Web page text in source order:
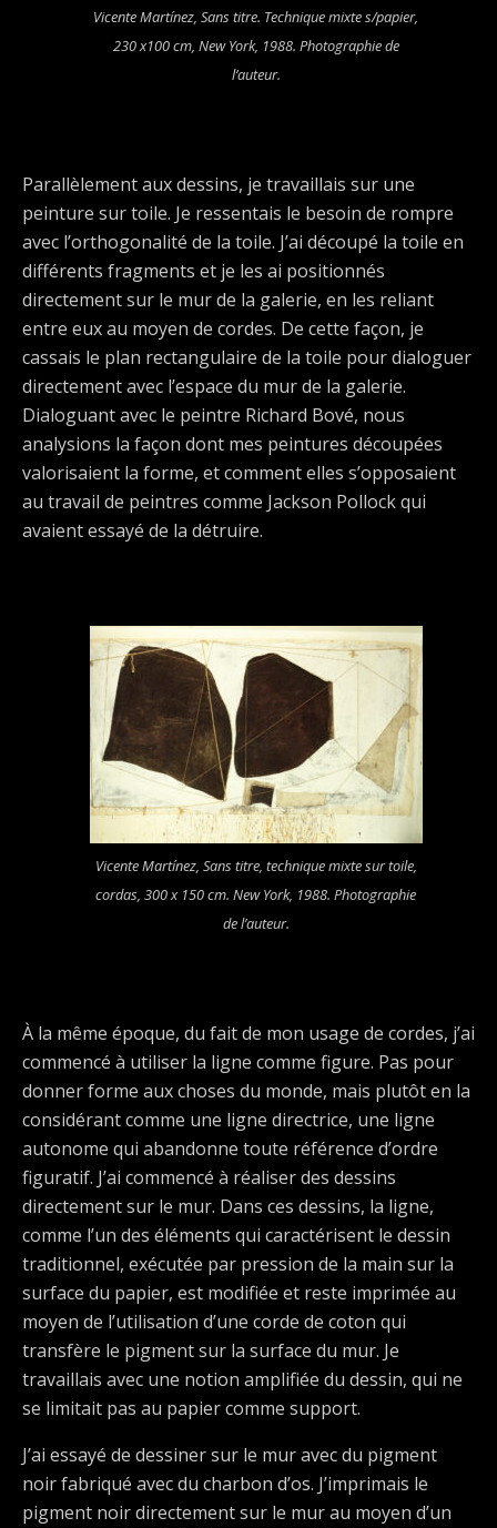
Vicente Martínez, Sans titre. Technique mixte s/papier,
230 x100 cm, New York, 1988. Photographie de
l’auteur.
Parallèlement aux dessins, je travaillais sur une
peinture sur toile. Je ressentais le besoin de rompre
avec l’orthogonalité de la toile. J’ai découpé la toile en
différents fragments et je les ai positionnés
directement sur le mur de la galerie, en les reliant
entre eux au moyen de cordes. De cette façon, je
cassais le plan rectangulaire de la toile pour dialoguer
directement avec l’espace du mur de la galerie.
Dialoguant avec le peintre Richard Bové, nous
analysions la façon dont mes peintures découpées
valorisaient la forme, et comment elles s’opposaient
au travail de peintres comme Jackson Pollock qui
avaient essayé de la détruire.
Vicente Martínez, Sans titre, technique mixte sur toile,
cordas, 300 x 150 cm. New York, 1988. Photographie
de l’auteur.
À la même époque, du fait de mon usage de cordes, j’ai
commencé à utiliser la ligne comme figure. Pas pour
donner forme aux choses du monde, mais plutôt en la
considérant comme une ligne directrice, une ligne
autonome qui abandonne toute référence d’ordre
figuratif. J’ai commencé à réaliser des dessins
directement sur le mur. Dans ces dessins, la ligne,
comme l’un des éléments qui caractérisent le dessin
traditionnel, exécutée par pression de la main sur la
surface du papier, est modifiée et reste imprimée au
moyen de l’utilisation d’une corde de coton qui
transfère le pigment sur la surface du mur. Je
travaillais avec une notion amplifiée du dessin, qui ne
se limitait pas au papier comme support.
J’ai essayé de dessiner sur le mur avec du pigment
noir fabriqué avec du charbon d’os. J’imprimais le
pigment noir directement sur le mur au moyen d’un